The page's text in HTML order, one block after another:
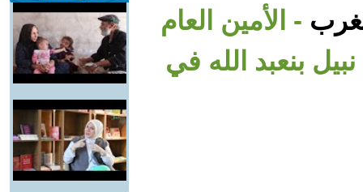
- الأمين العام
بنعبد الله في